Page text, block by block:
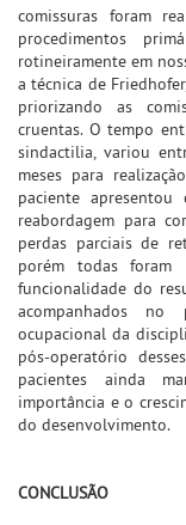
comissuras foram
procedimentos
rotineiramente em
a técnica de
priorizando as
cruentas. O tempo
sindactilia, variou
meses para
paciente apresentou
reabordagem para
perdas parciais de
porém todas foram
funcionalidade do
acompanhados
ocupacional da
pós-operatório
pacientes ainda
importância e o
do desenvolvimento.
CONCLUSÃO